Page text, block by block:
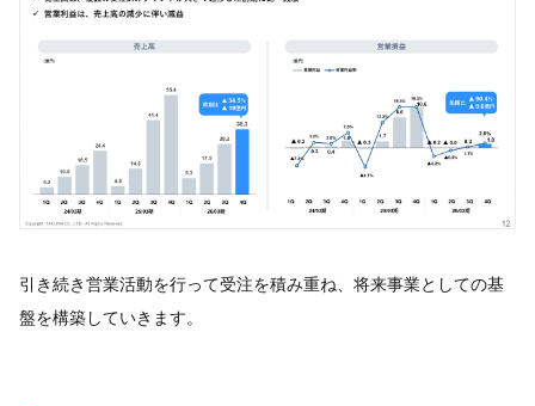
引き続き営業活動を行って受注を積み重ね、将来事業としての基
盤を構築していきます。